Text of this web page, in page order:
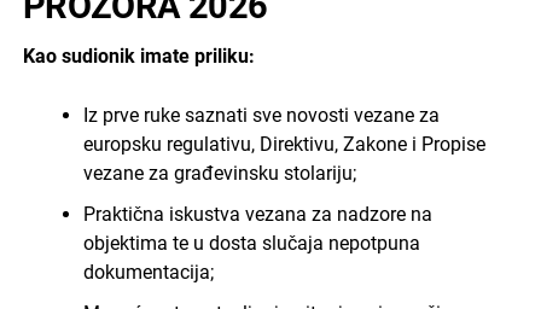
Kao sudionik imate priliku:
Iz prve ruke saznati sve novosti vezane za
europsku regulativu, Direktivu, Zakone i Propise
vezane za građevinsku stolariju;
Praktična iskustva vezana za nadzore na
objektima te u dosta slučaja nepotpuna
dokumentacija;